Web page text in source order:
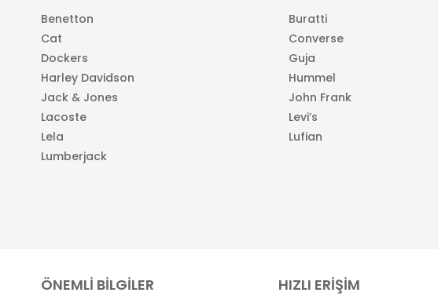
Benetton
Buratti
Cat
Converse
Dockers
Guja
Harley Davidson
Hummel
Jack & Jones
John Frank
Lacoste
Levi’s
Lela
Lufian
Lumberjack
ÖNEMLİ BİLGİLER HIZLI ERİŞİM